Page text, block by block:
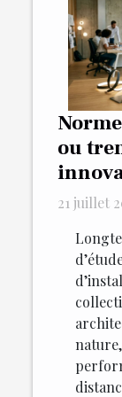
ou
21 juillet